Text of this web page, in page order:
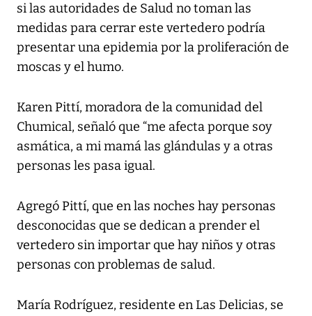
si las autoridades de Salud no toman las
medidas para cerrar este vertedero podría
presentar una epidemia por la proliferación de
moscas y el humo.
Karen Pittí, moradora de la comunidad del
Chumical, señaló que “me afecta porque soy
asmática, a mi mamá las glándulas y a otras
personas les pasa igual.
Agregó Pittí, que en las noches hay personas
desconocidas que se dedican a prender el
vertedero sin importar que hay niños y otras
personas con problemas de salud.
María Rodríguez, residente en Las Delicias, se